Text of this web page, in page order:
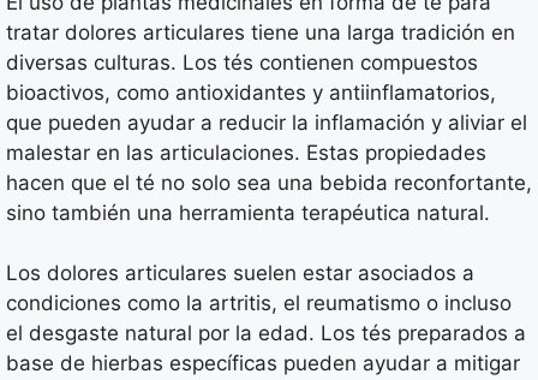
tratar dolores articulares tiene una larga tradición en
diversas culturas. Los tés contienen compuestos
bioactivos, como antioxidantes y antiinflamatorios,
que pueden ayudar a reducir la inflamación y aliviar el
malestar en las articulaciones. Estas propiedades
hacen que el té no solo sea una bebida reconfortante,
sino también una herramienta terapéutica natural.
Los dolores articulares suelen estar asociados a
condiciones como la artritis, el reumatismo o incluso
el desgaste natural por la edad. Los tés preparados a
base de hierbas específicas pueden ayudar a mitigar